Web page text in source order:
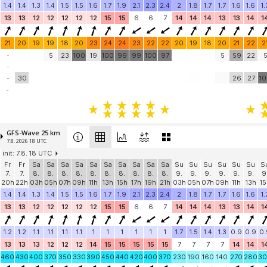
1.4 1.4 1.3 1.4 1.5 1.5 1.6 1.7 1.9 2.1 2.3 2.4 2 1.8 1.7 1.7 1.6 1.6
13
13 12 12 12 12 12 15 15 6 6 7 14 14 14 13 13 14
21 20 19 19 18 20 23 24 24 23 22 22 20 19 18 20 21 22
-
-
-
30
5 23 100 19 100 99 99 100 97 5 59
26
22
27
5
-
GFS-Wave 25 km
7.8. 2026 18 UTC
init: 7.8. 18 UTC
Fr
7.
20h
Fr
7.
22h
Sa
8.
03h
Sa
8.
05h
Sa
8.
07h
Sa
8.
09h
Sa
8.
11h
Sa
8.
13h
Sa
8.
15h
Sa
8.
17h
Sa
8.
19h
Sa
8.
21h
Su
9.
03h
Su
9.
05h
Su
9.
07h
Su
9.
09h
Su
9.
11h
Su
9.
13h
1.4
1.4 1.3 1.4 1.5 1.5 1.6 1.7 1.9 2.1 2.3 2.4 2 1.8 1.7 1.7 1.6 1.6
13
13 12 12 12 12 12 15 15 6 6 7 14 14 14 13 13 14
1.2 1.2 1.1 1.1 1.1 1.1 1 1 1 1 1 1 1.7 1.5 1.4 1.3 0.9 0.9
13
13 13 12 12 12 14 15 15 15 15 15 7 7 7 7 14 14
460 430400 370 350 330 390 450 440 420400 370 230 190 160 140 270 280